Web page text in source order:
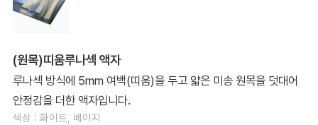
(원목)띠움루나섹 액자
루나섹 방식에 5mm 여백(띠움)을 두고 얇은 미송 원목을 덧대어
안정감을 더한 액자입니다.
색상 : 화이트, 베이지